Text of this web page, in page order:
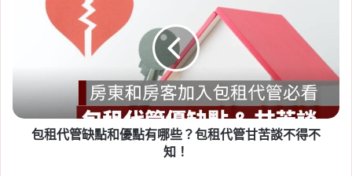
租賃專法修法急轉彎！3 年租
期、續約漲租上限暫緩，最新重
點一次看
房東,社會住宅,租屋,租屋族,租屋注意事
租屋糾紛,租屋補助,租屋補助申請 ,租屋補助
資格
點
包租代管缺點和優點有哪些？包租代管甘苦談不得不
知！